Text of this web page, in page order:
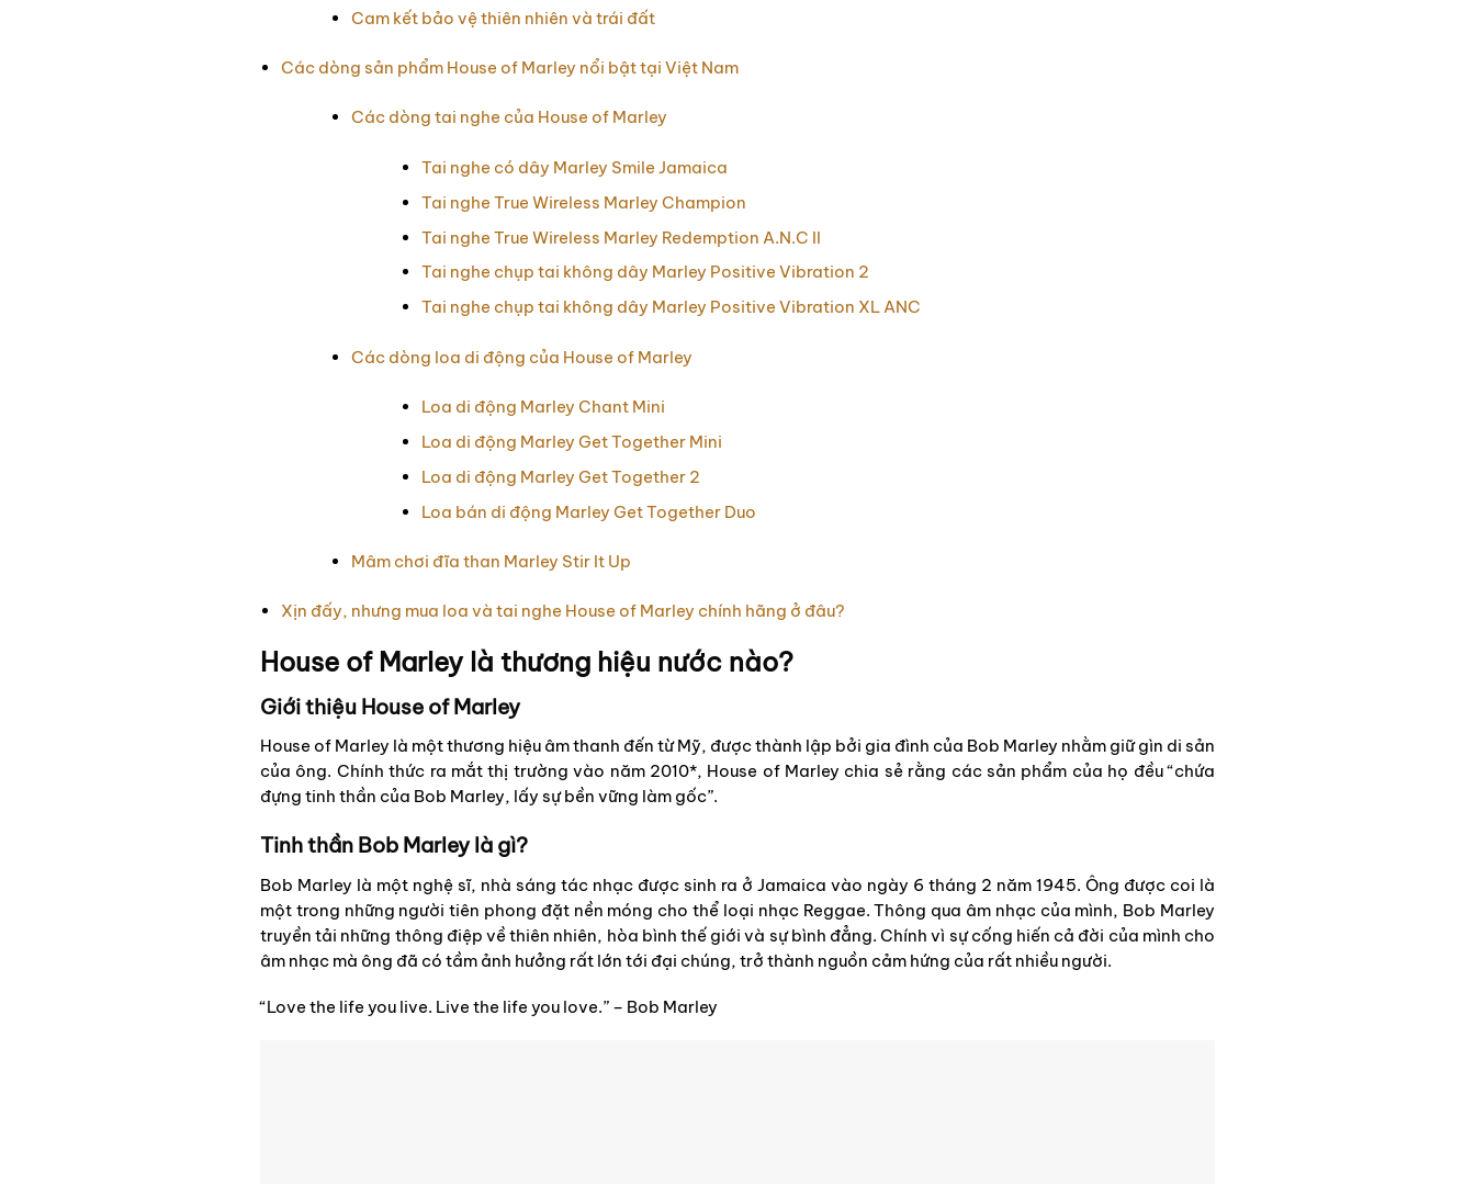
Cam kết bảo vệ thiên nhiên và trái đất
Các dòng sản phẩm House of Marley nổi bật tại Việt Nam
Các dòng tai nghe của House of Marley
Tai nghe có dây Marley Smile Jamaica
Tai nghe True Wireless Marley Champion
Tai nghe True Wireless Marley Redemption A.N.C II
Tai nghe chụp tai không dây Marley Positive Vibration 2
Tai nghe chụp tai không dây Marley Positive Vibration XL ANC
Các dòng loa di động của House of Marley
Loa di động Marley Chant Mini
Loa di động Marley Get Together Mini
Loa di động Marley Get Together 2
Loa bán di động Marley Get Together Duo
Mâm chơi đĩa than Marley Stir It Up
Xịn đấy, nhưng mua loa và tai nghe House of Marley chính hãng ở đâu?
House of Marley là thương hiệu nước nào?
Giới thiệu House of Marley
House of Marley là một thương hiệu âm thanh đến từ Mỹ, được thành lập bởi gia đình của Bob Marley nhằm giữ gìn di sản
của ông. Chính thức ra mắt thị trường vào năm 2010*, House of Marley chia sẻ rằng các sản phẩm của họ đều “chứa
đựng tinh thần của Bob Marley, lấy sự bền vững làm gốc”.
Tinh thần Bob Marley là gì?
Bob Marley là một nghệ sĩ, nhà sáng tác nhạc được sinh ra ở Jamaica vào ngày 6 tháng 2 năm 1945. Ông được coi là
một trong những người tiên phong đặt nền móng cho thể loại nhạc Reggae. Thông qua âm nhạc của mình, Bob Marley
truyền tải những thông điệp về thiên nhiên, hòa bình thế giới và sự bình đẳng. Chính vì sự cống hiến cả đời của mình cho
âm nhạc mà ông đã có tầm ảnh hưởng rất lớn tới đại chúng, trở thành nguồn cảm hứng của rất nhiều người.
“Love the life you live. Live the life you love.” – Bob Marley